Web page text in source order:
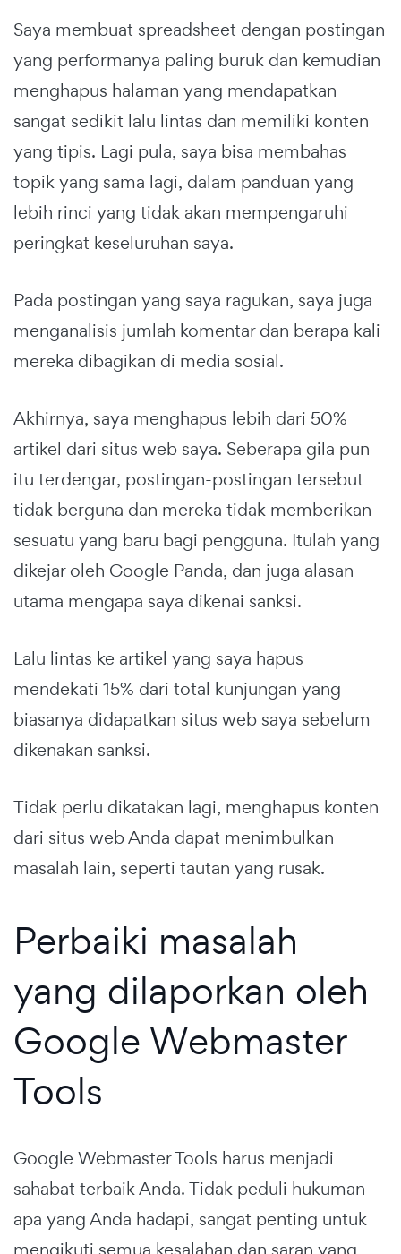
Saya membuat spreadsheet dengan postingan
yang performanya paling buruk dan kemudian
menghapus halaman yang mendapatkan
sangat sedikit lalu lintas dan memiliki konten
yang tipis. Lagi pula, saya bisa membahas
topik yang sama lagi, dalam panduan yang
lebih rinci yang tidak akan mempengaruhi
peringkat keseluruhan saya.
Pada postingan yang saya ragukan, saya juga
menganalisis jumlah komentar dan berapa kali
mereka dibagikan di media sosial.
Akhirnya, saya menghapus lebih dari 50%
artikel dari situs web saya. Seberapa gila pun
itu terdengar, postingan-postingan tersebut
tidak berguna dan mereka tidak memberikan
sesuatu yang baru bagi pengguna. Itulah yang
dikejar oleh Google Panda, dan juga alasan
utama mengapa saya dikenai sanksi.
Lalu lintas ke artikel yang saya hapus
mendekati 15% dari total kunjungan yang
biasanya didapatkan situs web saya sebelum
dikenakan sanksi.
Tidak perlu dikatakan lagi, menghapus konten
dari situs web Anda dapat menimbulkan
masalah lain, seperti tautan yang rusak.
Perbaiki masalah
yang dilaporkan oleh
Google Webmaster
Tools
Google Webmaster Tools harus menjadi
sahabat terbaik Anda. Tidak peduli hukuman
apa yang Anda hadapi, sangat penting untuk